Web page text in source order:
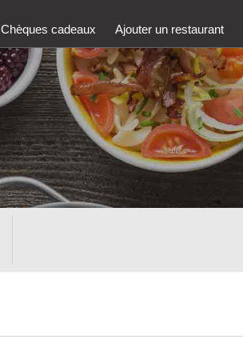
Chèques cadeaux Ajouter un restaurant